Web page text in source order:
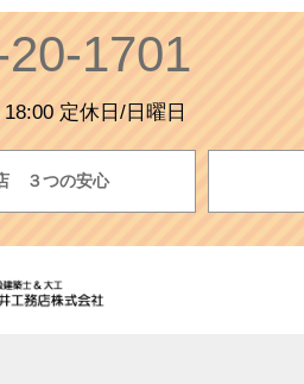
1701
定休日/日曜日
３つの安心